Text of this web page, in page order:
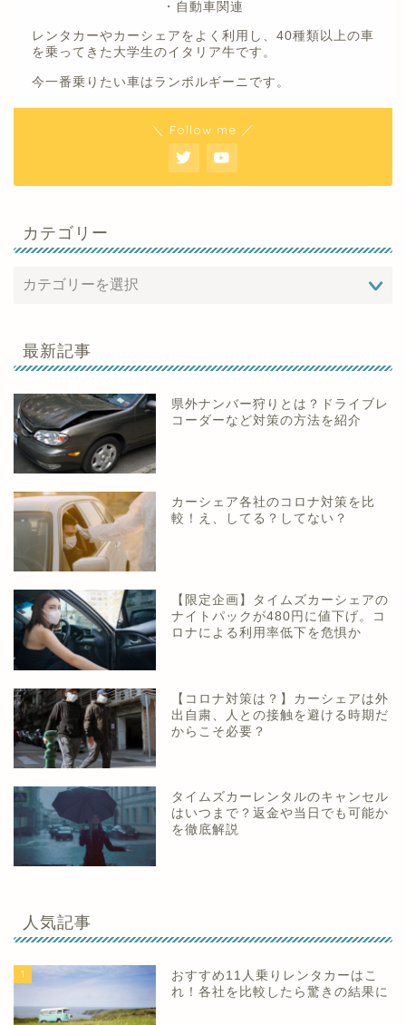
・自動車関連
レンタカーやカーシェアをよく利用し、40種類以上の車
を乗ってきた大学生のイタリア牛です。
今一番乗りたい車はランボルギーニです。
＼ Follow me ／
カテゴリー
最新記事
県外ナンバー狩りとは？ドライブレ
コーダーなど対策の方法を紹介
カーシェア各社のコロナ対策を比
較！え、してる？してない？
【限定企画】タイムズカーシェアの
ナイトパックが480円に値下げ。コ
ロナによる利用率低下を危惧か
【コロナ対策は？】カーシェアは外
出自粛、人との接触を避ける時期だ
からこそ必要？
タイムズカーレンタルのキャンセル
はいつまで？返金や当日でも可能か
を徹底解説
人気記事
1
おすすめ11人乗りレンタカーはこ
れ！各社を比較したら驚きの結果に